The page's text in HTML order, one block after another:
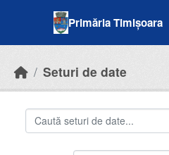
Primăria Timișoara
Seturi de date